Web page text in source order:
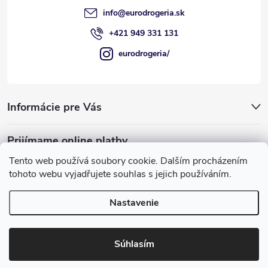
Tento web používá soubory cookie. Dalším procházením
tohoto webu vyjadřujete souhlas s jejich používáním.
Nastavenie
Súhlasím
Informácie pre Vás
info@eurodrogeria.sk
+421 949 331 131
eurodrogeria/
Prijímame online platby
Copyright 2026eurodrogeria. Všetky práva vyhradené.Upraviť
nastavenie cookies